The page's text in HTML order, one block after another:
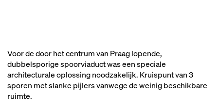
Voor de door het centrum van Praag lopende,
dubbelsporige spoorviaduct was een speciale
architecturale oplossing noodzakelijk. Kruispunt van 3
sporen met slanke pijlers vanwege de weinig beschikbare
ruimte.